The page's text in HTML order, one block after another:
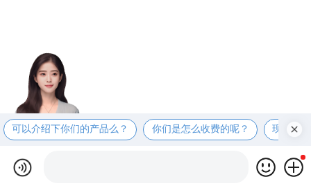
可以介绍下你们的产品么？ 你们是怎么收费的呢？ 现在有